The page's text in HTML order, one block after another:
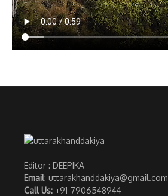
Editor : DEEPIKA
Email: uttarakhanddakiya@gmail.com
Call Us: +91-7906548944